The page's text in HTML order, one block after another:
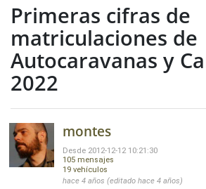
Primeras cifras de
matriculaciones de
Autocaravanas y
2022
montes
Desde 2012-12-12 10:21:30
105 mensajes
19 vehículos
hace 4 años (editado hace 4 años)